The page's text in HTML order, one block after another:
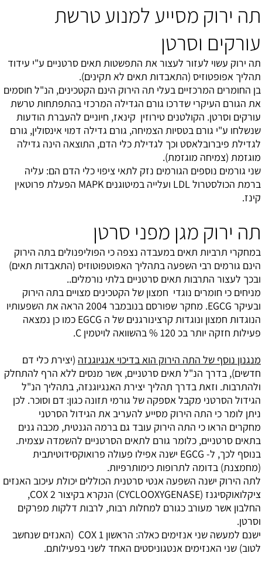
תה ירוק מסייע למנוע טרשת
עורקים וסרטן
תה ירוק עשוי לעזור לעצור את התפשטות תאים סרטניים ע"י עידוד
תהליך אפופטוזיס (התאבדות תאים לא תקינים).
בן החומרים המרכזיים בעלי תה הירוק הינם הקטכינים, הנ"ל חוסמים
את הגורם העיקרי שדרכו גורם הגדילה המרכזי בהתפתחות טרשת
עורקים וסרטן. הקולטנים טירוזין קינאז, חיוניים להעברת הודעות
שנשלחו ע"י גורם בטסיות הצמיחה, גורם גדילה דמוי אינסולין, גורם
לגדילת פיברובלאסט וכך לגדילת כלי הדם, התוצאה הינה גדילה
מוגזמת (צמיחה מוגזמת).
שני גורמים נוספים הגורמים נזק לתאי ציפוי כלי הדם הם: עליה
ברמת הכולסטרול LDL ועלייה במיטוגנים MAPK הפעלת פרוטאין
קינז.
תה ירוק מגן מפני סרטן
במחקרי תרביות תאים במעבדה נצפה כי הפוליפנולים בתה הירוק
הינם גורמים רבי השפעה בתהליך האפוטפוטוזיס (התאבדות תאים)
ובכך לעצור התרבות תאים סרטניים בלתי נורמלים..
מניחים כי חומרים נוגדי חמצון של הקטכינים מצויים בתה הירוק
ובעיקר EGCG. מחקר שפורסם בנובמבר 2004 הראה את השפעותיו
הנוגדות חמצון ונוגדות קרצינורגנים של ה EGCG כמו כן נמצאה
פעילות חזקה יותר בכ 120 % בהשוואה לויטמין C.
מנגנון נוסף של התה הירוק הוא בדיכוי אנגיוגנזה (יצירת כלי דם
חדשים), בדרך הנ"ל תאים סרטניים, אשר מנסים ללא הרף להתחלק
ולהתרבות. וזאת בדרך תהליך יצירת האנגיוגנזה, בתהליך הנ"ל
הגידול הסרטני מקבל אספקה של גורמי תזונה כגון: דם וסוכר. לכן
ניתן לומר כי התה הירוק מסייע להעריב את הגידול הסרטני
מחקרים הראו כי התה הירוק עובד גם ברמה הגנטית, מכבה גנים
בתאים סרטניים, כלומר גורם לתאים הסרטניים להשמדה עצמית.
בנוסף לכך, ל- EGCG ישנה אפילו פעולה פרואוקסידוטיתבית
(מחמצנת) בדומה לתרופות כימותרפיות.
לתה הירוק ישנה השפעה אנטי סרטנית הכוללים יכולת עיכוב האנזים
ציקלואוקסיגנז (CYCLOOXYGENASE) הנקרא בקיצור COX 2,
החלבון אשר מעורב כגורם למחלות רבות, לרבות דלקות מפרקים
וסרטן.
ישנם למעשה שני אנזימים כאלה: הראשון COX 1 (האנזים שנחשב
לטוב) שני האנזימים אנטגוניסטים האחד לשני בפעילותם.